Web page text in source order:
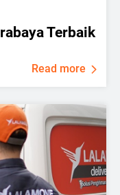
Terbaik
Read more